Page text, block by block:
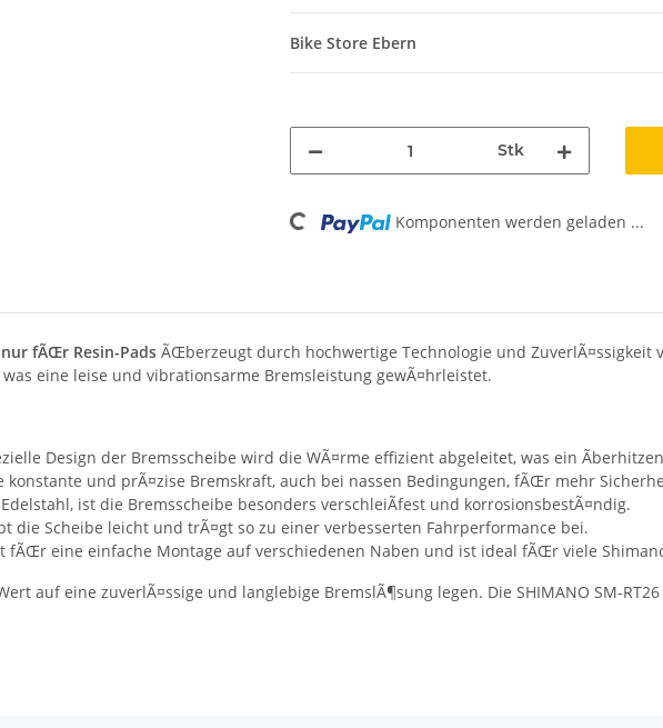
Bike Store Ebern
Stk
Loading... Komponenten werden geladen ...
nur fÃŒr Resin-Pads ÃŒberzeugt durch hochwertige Technologie und ZuverlÃ¤ssigkeit
eine leise und vibrationsarme Bremsleistung gewÃ¤hrleistet.
Design der Bremsscheibe wird die WÃ¤rme effizient abgeleitet, was ein
konstante und prÃ¤zise Bremskraft, auch bei nassen Bedingungen, fÃŒr mehr
ist die Bremsscheibe besonders verschleiÃfest und korrosionsbestÃ¤ndig.
die Scheibe leicht und trÃ¤gt so zu einer verbesserten Fahrperformance bei.
fÃŒr eine einfache Montage auf verschiedenen Naben und ist ideal fÃŒr viele
auf eine zuverlÃ¤ssige und langlebige BremslÃ¶sung legen. Die SHIMANO SM-